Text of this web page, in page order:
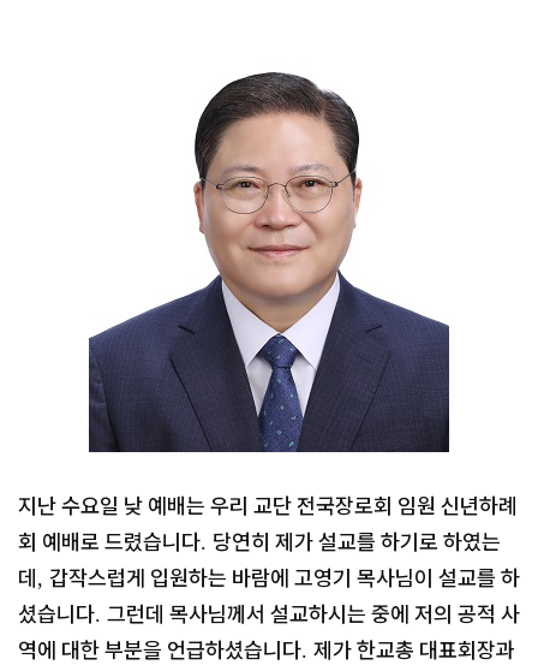
지난 수요일 낮 예배는 우리 교단 전국장로회 임원 신년하례
회 예배로 드렸습니다. 당연히 제가 설교를 하기로 하였는
데, 갑작스럽게 입원하는 바람에 고영기 목사님이 설교를 하
셨습니다. 그런데 목사님께서 설교하시는 중에 저의 공적 사
역에 대한 부분을 언급하셨습니다. 제가 한교총 대표회장과